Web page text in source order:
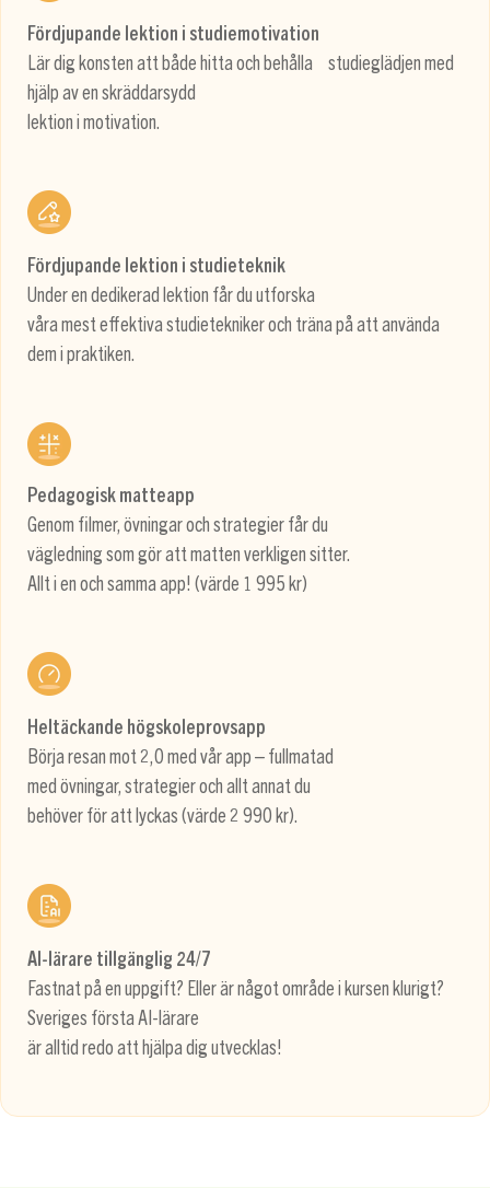
Fördjupande lektion i studiemotivation
Lär dig konsten att både hitta och behålla studieglädjen med
hjälp av en skräddarsydd
lektion i motivation.
Fördjupande lektion i studieteknik
Under en dedikerad lektion får du utforska
våra mest effektiva studietekniker och träna på att använda
dem i praktiken.
Pedagogisk matteapp
Genom filmer, övningar och strategier får du
vägledning som gör att matten verkligen sitter.
Allt i en och samma app! (värde 1 995 kr)
Heltäckande högskoleprovsapp
Börja resan mot 2,0 med vår app – fullmatad
med övningar, strategier och allt annat du
behöver för att lyckas (värde 2 990 kr).
AI-lärare tillgänglig 24/7
Fastnat på en uppgift? Eller är något område i kursen klurigt?
Sveriges första AI-lärare
är alltid redo att hjälpa dig utvecklas!